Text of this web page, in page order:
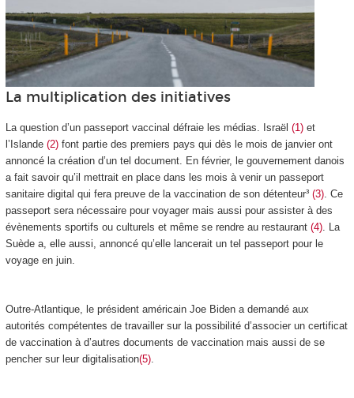
La multiplication des initiatives
La question d’un passeport vaccinal défraie les médias. Israël (1)et
l’Islande (2)font partie des premiers pays qui dès le mois de janvier ont
annoncé la création d’un tel document. En février, le gouvernement danois
a fait savoir qu’il mettrait en place dans les mois à venir un passeport
sanitaire digital qui fera preuve de la vaccination de son détenteur³ (3). Ce
passeport sera nécessaire pour voyager mais aussi pour assister à des
évènements sportifs ou culturels et même se rendre au restaurant (4). La
Suède a, elle aussi, annoncé qu’elle lancerait un tel passeport pour le
voyage en juin.
Outre-Atlantique, le président américain Joe Biden a demandé aux
autorités compétentes de travailler sur la possibilité d’associer un certificat
de vaccination à d’autres documents de vaccination mais aussi de se
pencher sur leur digitalisation(5).